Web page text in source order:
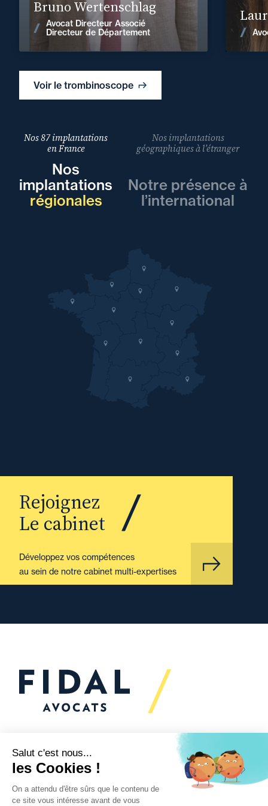
Voir le trombinoscope
Bruno Wertenschlag
Avocat Directeur Associé
Directeur de Département
Voir les actualités
Nos 87 implantations
en France
Nos
implantations
régionales
Nos implantations
géographiques à l’étranger
Notre présence à
l’international
Rejoignez
Le cabinet
Développez vos compétences
au sein de notre cabinet multi-expertises
Vous souhaitez échanger
avec nous ?
Nous sommes